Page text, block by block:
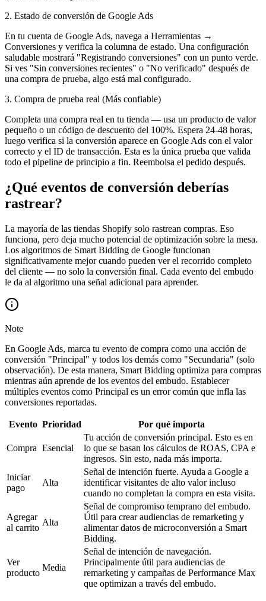
2. Estado de conversión de Google Ads
En tu cuenta de Google Ads, navega a Herramientas →
Conversiones y verifica la columna de estado. Una configuración
saludable mostrará "Registrando conversiones" con un punto verde.
Si ves "Sin conversiones recientes" o "No verificado" después de
una compra de prueba, algo está mal configurado.
3. Compra de prueba real (Más confiable)
Completa una compra real en tu tienda — usa un producto de valor
pequeño o un código de descuento del 100%. Espera 24-48 horas,
luego verifica si la conversión aparece en Google Ads con el valor
correcto y el ID de transacción. Esta es la única prueba que valida
todo el pipeline de principio a fin. Reembolsa el pedido después.
¿Qué eventos de conversión deberías
rastrear?
La mayoría de las tiendas Shopify solo rastrean compras. Eso
funciona, pero deja mucho potencial de optimización sobre la mesa.
Los algoritmos de Smart Bidding de Google funcionan
significativamente mejor cuando pueden ver el recorrido completo
del cliente — no solo la conversión final. Cada evento del embudo
le da al algoritmo una señal adicional para aprender.
Note
En Google Ads, marca tu evento de compra como una acción de
conversión "Principal" y todos los demás como "Secundaria" (solo
observación). De esta manera, Smart Bidding optimiza para compras
mientras aún aprende de los eventos del embudo. Establecer
múltiples eventos como Principal es un error común que infla las
conversiones reportadas.
Evento Prioridad Por qué importa
Compra Esencial
Tu acción de conversión principal. Esto es en
lo que se basan los cálculos de ROAS, CPA e
ingresos. Sin esto, nada más importa.
Iniciar
pago
Alta
Señal de intención fuerte. Ayuda a Google a
identificar visitantes de alto valor incluso
cuando no completan la compra en esta visita.
Agregar
al carrito
Alta
Señal de compromiso temprano del embudo.
Útil para crear audiencias de remarketing y
alimentar datos de microconversión a Smart
Bidding.
Ver
producto
Media
Señal de intención de navegación.
Principalmente útil para audiencias de
remarketing y campañas de Performance Max
que optimizan a través del embudo.